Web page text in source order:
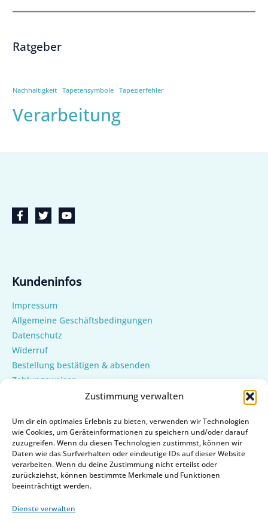
Zustimmung verwalten
Um dir ein optimales Erlebnis zu bieten, verwenden wir Technologien
wie Cookies, um Geräteinformationen zu speichern und/oder darauf
zuzugreifen. Wenn du diesen Technologien zustimmst, können wir
Daten wie das Surfverhalten oder eindeutige IDs auf dieser Website
verarbeiten. Wenn du deine Zustimmung nicht erteilst oder
zurückziehst, können bestimmte Merkmale und Funktionen
beeinträchtigt werden.
Dienste verwalten
Ratgeber
Nachhaltigkeit Tapetensymbole Tapezierfehler
Verarbeitung
Kundeninfos
Impressum
Allgemeine Geschäftsbedingungen
Datenschutz
Widerruf
Bestellung bestätigen & absenden
Zahlungsweisen
Versand & Lieferung
Cookie-Richtlinie (EU)